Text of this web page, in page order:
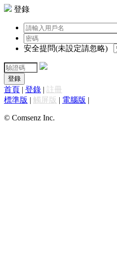
登錄
安全提問(未設定請忽略)
登錄
首頁 | 登錄 | 註冊
標準版 | 觸屏版 | 電腦版 |
© Comsenz Inc.